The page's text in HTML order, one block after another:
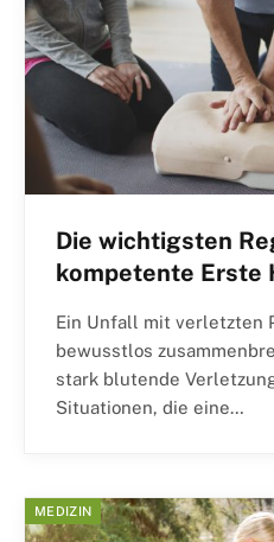
Die wichtigsten
kompetente Erste
Ein Unfall mit verletzten
bewusstlos
stark blutende
Situationen, die eine…
MEDIZIN